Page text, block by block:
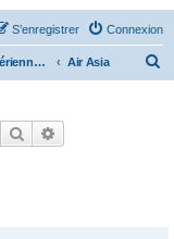
Connexion
S’enregistrer
Compagnies aériennes d'Asie et d'Océanie Air Asia
Rechercher